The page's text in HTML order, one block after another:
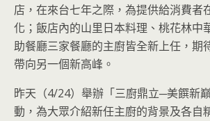
店，在來台七年之際，為提供給消費者
化；飯店內的山里日本料理、桃花林中
助餐廳三家餐廳的主廚皆全新上任，期
帶向另一個新高峰。
昨天（4/24）舉辦「三廚鼎立─美饌新
動，為大眾介紹新任主廚的背景及各自